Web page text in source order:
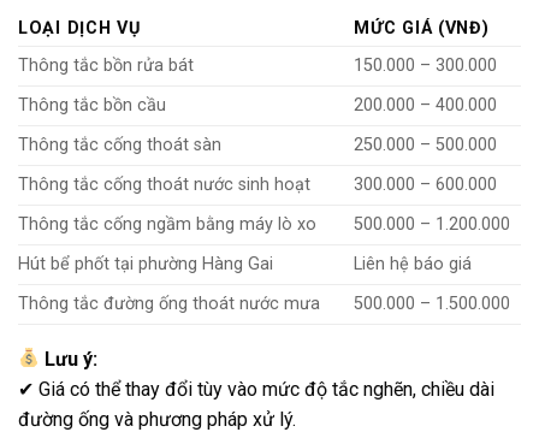
LOẠI DỊCH VỤ
MỨC GIÁ (VNĐ)
Thông tắc bồn rửa bát
150.000 – 300.000
Thông tắc bồn cầu
200.000 – 400.000
Thông tắc cống thoát sàn
250.000 – 500.000
Thông tắc cống thoát nước sinh hoạt
300.000 – 600.000
Thông tắc cống ngầm bằng máy lò xo
500.000 – 1.200.000
Hút bể phốt tại phường Hàng Gai
Liên hệ báo giá
Thông tắc đường ống thoát nước mưa
500.000 – 1.500.000
Lưu ý:
✔ Giá có thể thay đổi tùy vào mức độ tắc nghẽn, chiều dài
đường ống và phương pháp xử lý.